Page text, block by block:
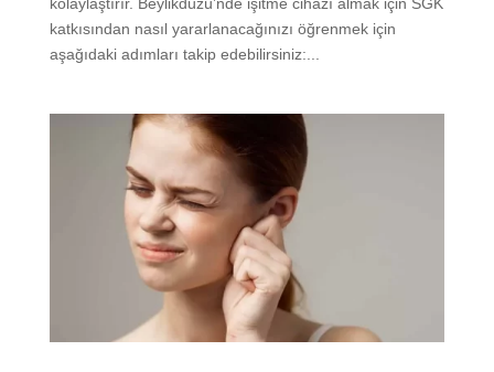
katkısından nasıl yararlanacağınızı öğrenmek için
aşağıdaki adımları takip edebilirsiniz:...